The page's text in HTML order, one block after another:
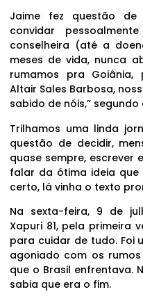
Jaime fez questão
convidar
conselheira (até a
meses de vida, nunca
rumamos pra
Altair Sales Barbosa,
sabido de nóis,” segundo
Trilhamos uma linda
questão de decidir,
quase sempre, escrever
falar da ótima ideia que
certo, lá vinha o texto
Na sexta-feira, 9 de
Xapuri 81, pela primeira
para cuidar de tudo. Foi
agoniado com os
que o Brasil enfrentava.
sabia que era o fim.